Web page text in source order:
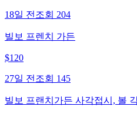
18일 전 조회 204
빌보 프렌치 가든
$120
27일 전 조회 145
빌보 프랜치가든 사각접시, 볼